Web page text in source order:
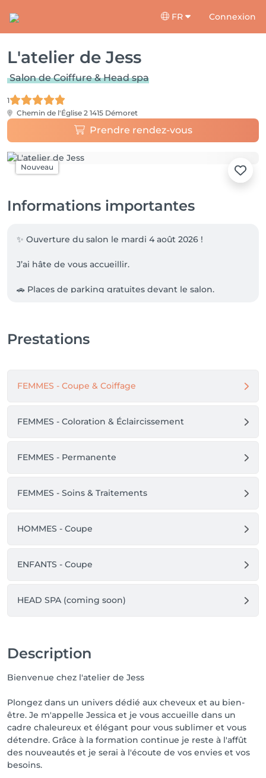
FR Connexion
L'atelier de Jess
Salon de Coiffure & Head spa
1
Chemin de l'Église 2 1415 Démoret
Prendre rendez-vous
Nouveau
Informations importantes
✨ Ouverture du salon le mardi 4 août 2026 !
J’ai hâte de vous accueillir.
🚗 Places de parking gratuites devant le salon.
🧖 Ouverture du Head Spa en septembre.
Prestations
FEMMES - Coupe & Coiffage
FEMMES - Coloration & Éclaircissement
FEMMES - Permanente
FEMMES - Soins & Traitements
HOMMES - Coupe
ENFANTS - Coupe
HEAD SPA (coming soon)
Description
Bienvenue chez l'atelier de Jess
Plongez dans un univers dédié aux cheveux et au bien-
être. Je m'appelle Jessica et je vous accueille dans un
cadre chaleureux et élégant pour vous sublimer et vous
détendre. Grâce à la formation continue je reste à l'affût
des nouveautés et je serai à l'écoute de vos envies et vos
besoins.